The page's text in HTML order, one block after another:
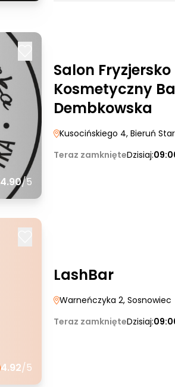
4.90/5
Salon
Kosmetyczny
Dembkowska
Kusocińskiego 4, Bieruń
Teraz zamknięteDzisiaj:
4.92/5
LashBar
Warneńczyka 2, Sosnowiec
Teraz zamknięteDzisiaj: